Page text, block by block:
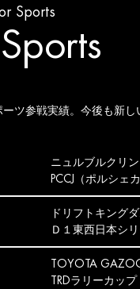
Sports
ツ参戦実績。今後も新し
ニュルブルクリ
PCCJ（ポルシェ
ドリフトキング
Ｄ１東西日本シ
TOYOTA
TRDラリーカップ